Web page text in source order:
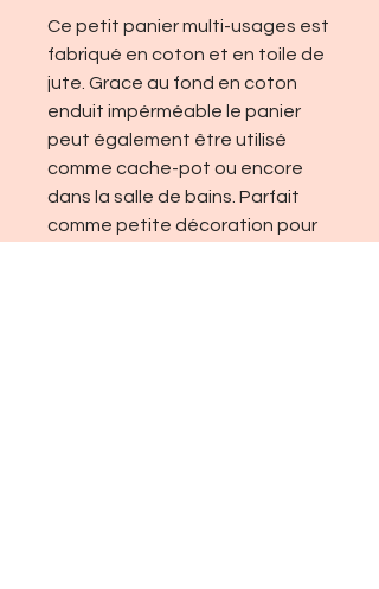
Ce petit panier multi-usages est
fabriqué en coton et en toile de
jute. Grace au fond en coton
enduit impérméable le panier
peut également être utilisé
comme cache-pot ou encore
dans la salle de bains. Parfait
comme petite décoration pour